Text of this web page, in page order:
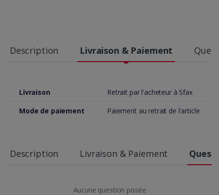
Description Livraison & Paiement
Livraison
Retrait par l'acheteur à Sfax
Mode de paiement
Paiement au retrait de l'article
Description Livraison & Paiement
Aucune question posée